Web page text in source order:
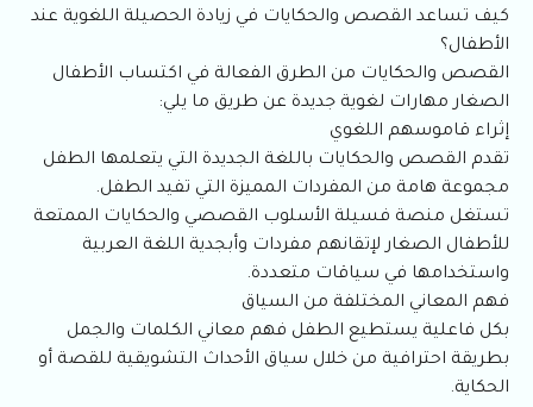
كيف تساعد القصص والحكايات في زيادة الحصيلة اللغوية عند
الأطفال؟
القصص والحكايات من الطرق الفعالة في اكتساب الأطفال
الصغار مهارات لغوية جديدة عن طريق ما يلي:
إثراء قاموسهم اللغوي
تقدم القصص والحكايات باللغة الجديدة التي يتعلمها الطفل
مجموعة هامة من المفردات المميزة التي تفيد الطفل.
تستغل منصة فسيلة الأسلوب القصصي والحكايات الممتعة
للأطفال الصغار لإتقانهم مفردات وأبجدية اللغة العربية
واستخدامها في سياقات متعددة.
فهم المعاني المختلفة من السياق
بكل فاعلية يستطيع الطفل فهم معاني الكلمات والجمل
بطريقة احترافية من خلال سياق الأحداث التشويقية للقصة أو
الحكاية.